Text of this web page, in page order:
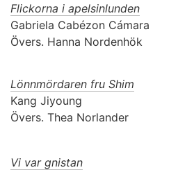
Flickorna i apelsinlunden
Gabriela Cabézon Cámara
Övers. Hanna Nordenhök
Lönnmördaren fru Shim
Kang Jiyoung
Övers. Thea Norlander
Vi var gnistan